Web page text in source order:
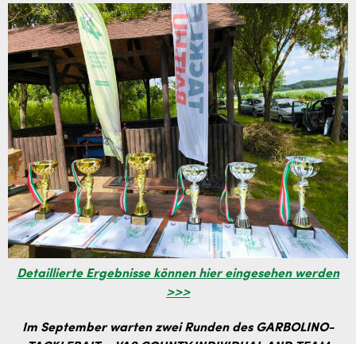
Detaillierte Ergebnisse können hier eingesehen werden
>>>
Im September warten zwei Runden des GARBOLINO-